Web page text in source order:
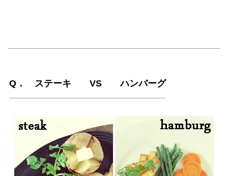
Q． ステーキ VS ハンバーグ